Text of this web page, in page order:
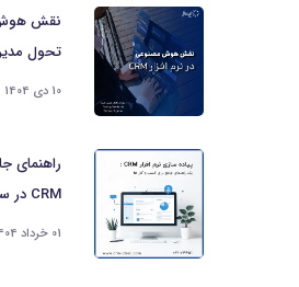
تحول
10 دی 1404
راهنمای
CRM در سازمان‌ها
01 خرداد 1404